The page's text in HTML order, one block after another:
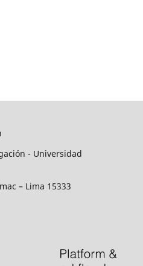
- Universidad
– Lima 15333